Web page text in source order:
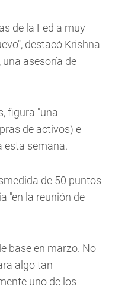
de la Fed a muy
destacó Krishna
una asesoría de
figura "una
de activos) e
esta semana.
de 50 puntos
"en la reunión de
base en marzo. No
algo tan
uno de los